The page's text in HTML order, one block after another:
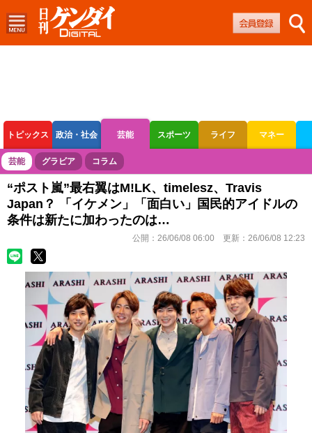
トピックス 政治・社会 芸能 スポーツ ライフ マネー
ボートレース 競輪 オートレース
芸能 グラビア コラム
“ポスト嵐”最右翼はM!LK、timelesz、Travis
Japan？ 「イケメン」「面白い」国民的アイドルの
条件は新たに加わったのは…
公開： 26/06/08 06:00 更新： 26/06/08 12:23